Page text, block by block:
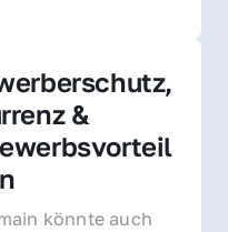
&
könnte auch